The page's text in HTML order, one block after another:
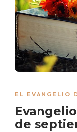
EL EVANGELIO
de